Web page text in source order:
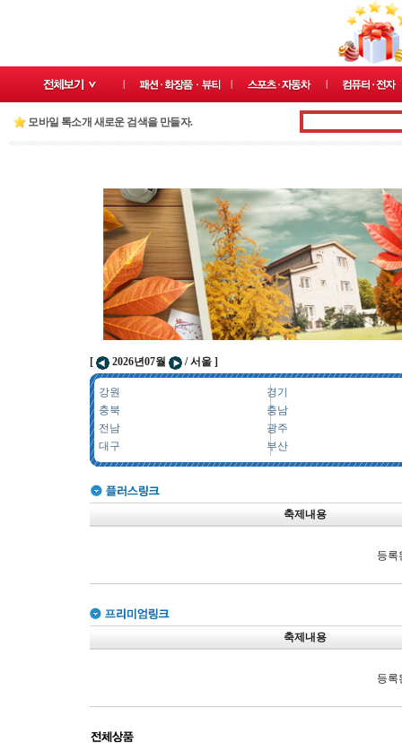
모바일 톡소개 새로운 검색을 만들자.
[ 2026년07월 / 서울 ]
강원
경기
충북
충남
전남
광주
대구
부산
축제내용
등록
축제내용
등록